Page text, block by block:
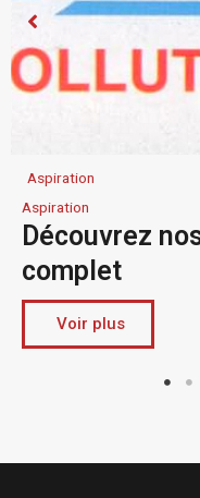
Affûteuse
Affûteuse
AFFÛTEUSE
POUR
Voir plus